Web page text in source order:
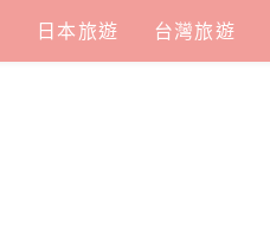
日本旅遊 台灣旅遊